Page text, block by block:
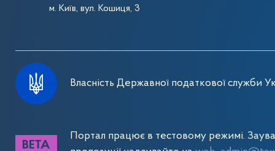
м. Київ, вул. Кошиця, 3
Власність Державної податкової служби
Портал працює в тестовому режимі.